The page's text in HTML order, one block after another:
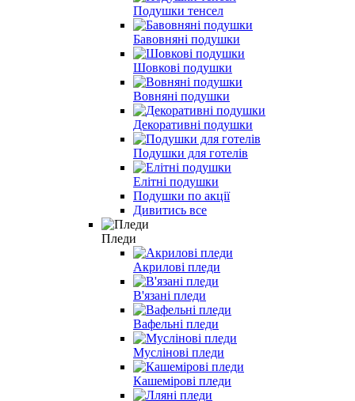
Подушки тенсел
Бавовняні подушки
Шовкові подушки
Вовняні подушки
Декоративні подушки
Подушки для готелів
Елітні подушки
Подушки по акції
Дивитись все
Пледи
Акрилові пледи
В'язані пледи
Вафельні пледи
Муслінові пледи
Кашемірові пледи